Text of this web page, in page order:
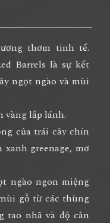
thơm tinh tế.
Barrels là sự kết
ngọt ngào và mùi
vàng lấp lánh.
của trái cây chín
xanh greenage, mơ
ngào ngon miệng
gỗ từ các thùng
tao nhã và độ cân